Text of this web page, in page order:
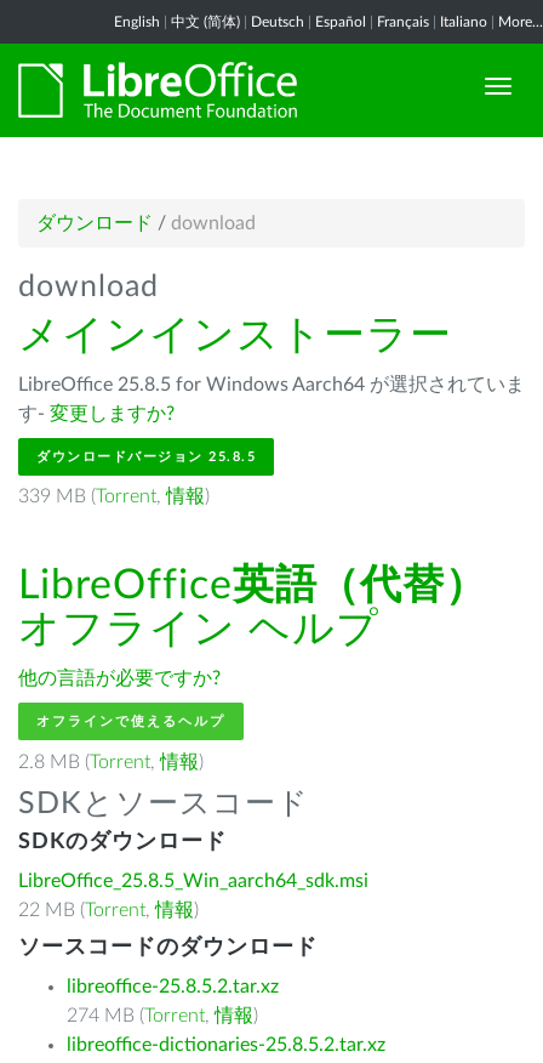
English 中文 (简体) Deutsch Español Français Italiano More...
ダウンロード / download
download
メインインストーラー
LibreOffice 25.8.5 for Windows Aarch64 が選択されていま
す- 変更しますか?
ダウンロードバージョン 25.8.5
339 MB (Torrent,情報)
LibreOffice英語（代替）
オフライン ヘルプ
他の言語が必要ですか?
オフラインで使えるヘルプ
2.8 MB (Torrent,情報)
SDKとソースコード
SDKのダウンロード
LibreOffice_25.8.5_Win_aarch64_sdk.msi
22 MB (Torrent,情報)
ソースコードのダウンロード
libreoffice-25.8.5.2.tar.xz
274 MB (Torrent,情報)
libreoffice-dictionaries-25.8.5.2.tar.xz